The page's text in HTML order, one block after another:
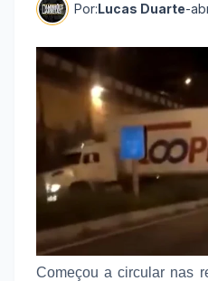
Por:Lucas Duarte-
Começou a circular nas